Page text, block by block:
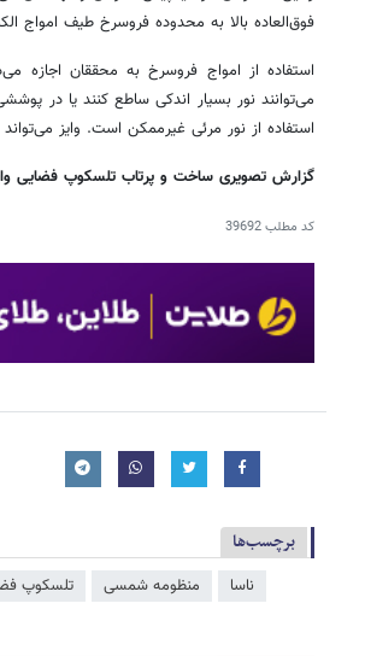
فوق‌العاده بالا به محدوده فروسرخ طیف امواج
استفاده از امواج فروسرخ به محققان اجازه
می‌توانند نور بسیار ‌اندکی ساطع کنند یا در
استفاده از نور مرئی غیرممکن است. وایز
گزارش تصویری ساخت و پرتاب تلسکوپ فضایی
کد مطلب39692
برچسب‌ها
ناسا منظومه شمسی تلسکوپ